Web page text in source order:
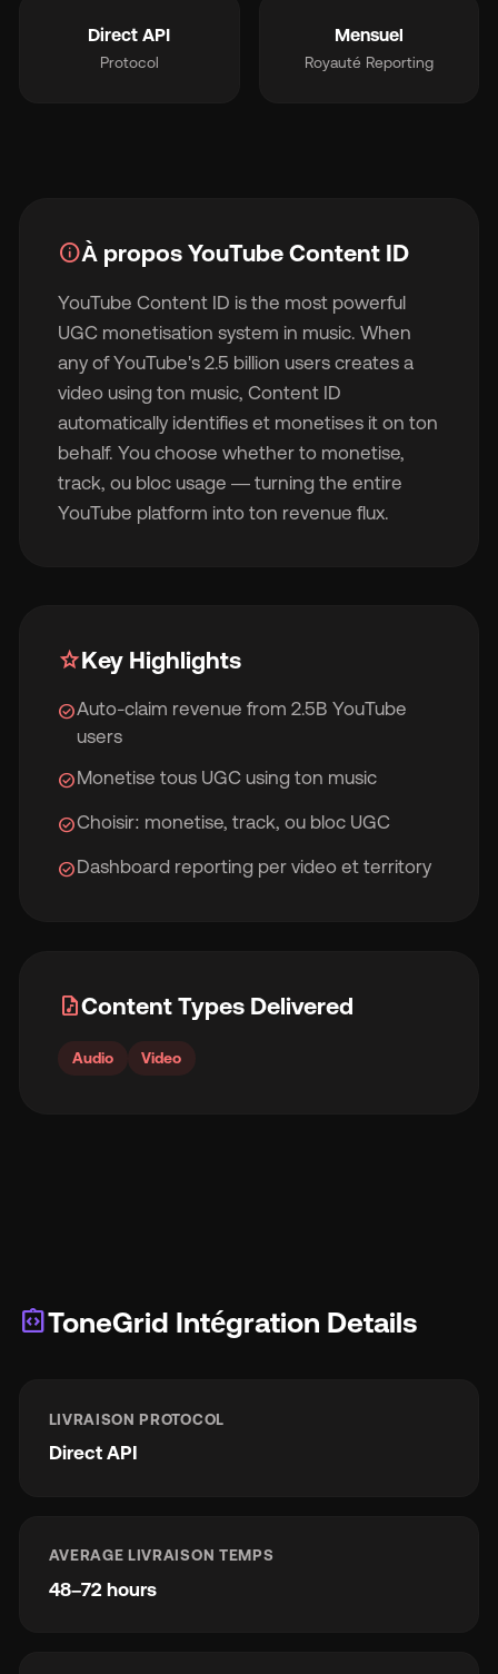
Direct API
Protocol
Mensuel
Royauté Reporting
infoÀ propos YouTube Content ID
YouTube Content ID is the most powerful
UGC monetisation system in music. When
any of YouTube's 2.5 billion users creates a
video using ton music, Content ID
automatically identifies et monetises it on ton
behalf. You choose whether to monetise,
track, ou bloc usage — turning the entire
YouTube platform into ton revenue flux.
starKey Highlights
check_circleAuto-claim revenue from 2.5B YouTube
users
check_circleMonetise tous UGC using ton music
check_circleChoisir: monetise, track, ou bloc UGC
check_circleDashboard reporting per video et territory
audio_fileContent Types Delivered
Audio Video
integration_instructionsToneGrid Intégration Details
LIVRAISON PROTOCOL
Direct API
AVERAGE LIVRAISON TEMPS
48–72 hours